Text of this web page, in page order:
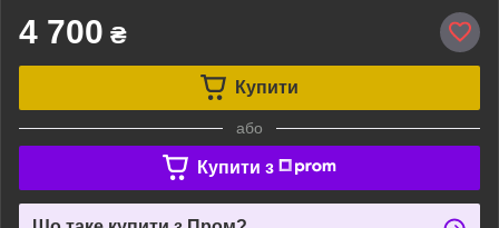
4 700 ₴
Купити
або
Купити з